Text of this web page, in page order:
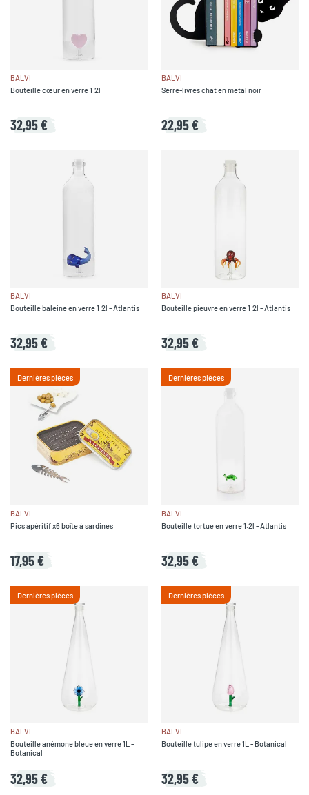
BALVI
Bouteille cœur en verre 1.2l
32,95 €
BALVI
Serre-livres chat en métal noir
22,95 €
BALVI
Bouteille baleine en verre 1.2l - Atlantis
32,95 €
BALVI
Bouteille pieuvre en verre 1.2l - Atlantis
32,95 €
Dernières pièces
BALVI
Pics apéritif x6 boîte à sardines
17,95 €
Dernières pièces
BALVI
Bouteille tortue en verre 1.2l - Atlantis
32,95 €
Dernières pièces
BALVI
Bouteille anémone bleue en verre 1L -
Botanical
32,95 €
Dernières pièces
BALVI
Bouteille tulipe en verre 1L - Botanical
32,95 €